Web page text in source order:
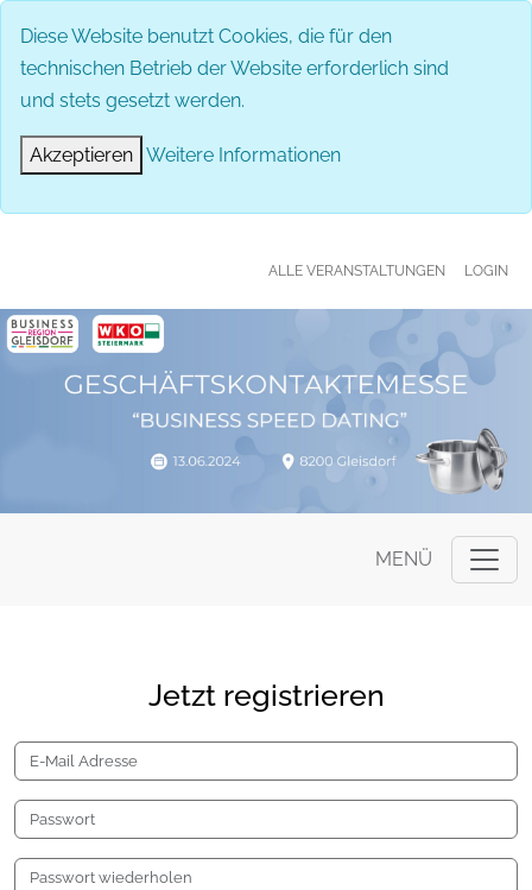
Diese Website benutzt Cookies, die für den
technischen Betrieb der Website erforderlich sind
und stets gesetzt werden.
Akzeptieren Weitere Informationen
ALLE VERANSTALTUNGEN LOGIN
MENÜ
MENÜ
Jetzt registrieren